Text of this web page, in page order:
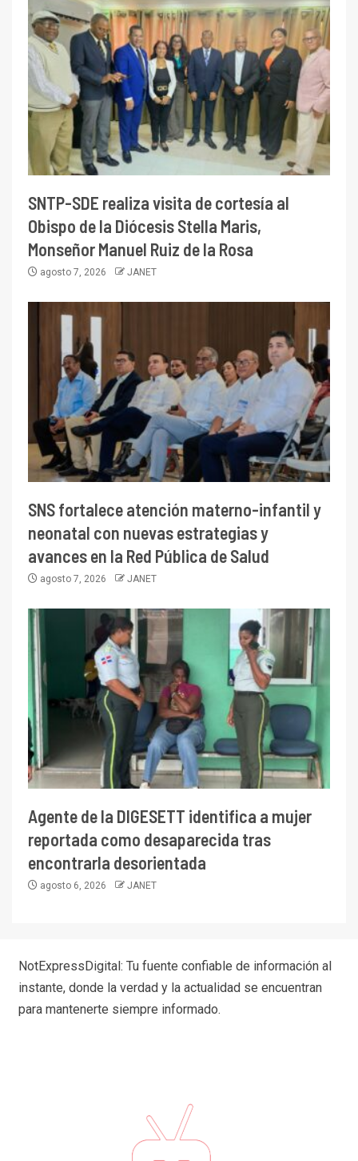
SNTP-SDE realiza visita de cortesía al
Obispo de la Diócesis Stella Maris,
Monseñor Manuel Ruiz de la Rosa
agosto 7, 2026 JANET
SNS fortalece atención materno-infantil y
neonatal con nuevas estrategias y
avances en la Red Pública de Salud
agosto 7, 2026 JANET
Agente de la DIGESETT identifica a mujer
reportada como desaparecida tras
encontrarla desorientada
agosto 6, 2026 JANET
NotExpressDigital: Tu fuente confiable de información al
instante, donde la verdad y la actualidad se encuentran
para mantenerte siempre informado.